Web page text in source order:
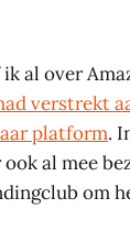
ik al over
verstrekt
platform.
al mee
om